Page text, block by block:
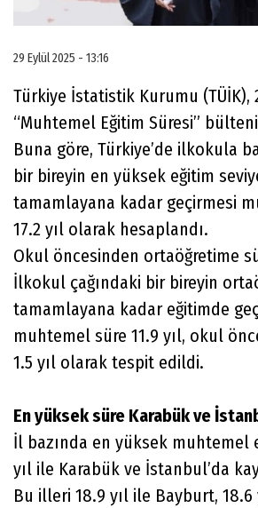
29 Eylül 2025 - 13:16
Türkiye İstatistik Kurumu (TÜİK),
“Muhtemel Eğitim Süresi”
Buna göre, Türkiye’de ilkokula
bir bireyin en yüksek eğitim
tamamlayana kadar geçirmesi
17.2 yıl olarak hesaplandı.
Okul öncesinden ortaöğretime
İlkokul çağındaki bir bireyin
tamamlayana kadar eğitimde
muhtemel süre 11.9 yıl, okul
1.5 yıl olarak tespit edildi.
En yüksek süre Karabük ve
İl bazında en yüksek muhtemel
yıl ile Karabük ve İstanbul’da
Bu illeri 18.9 yıl ile Bayburt, 18.6